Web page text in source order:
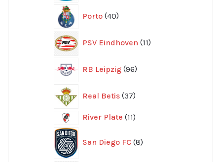
Porto 40
produkter
PSV Eindhoven 11
produkter
RB Leipzig 96
produkter
Real Betis 37
produkter
River Plate 1111
San Diego FC 8produkter